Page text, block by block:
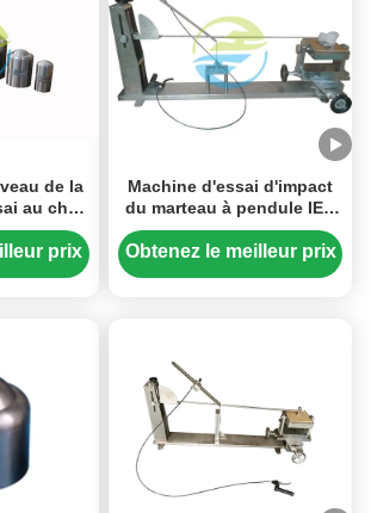
de la
au choc
2-
50J prix
Machine d'essai d'impact
du marteau à pendule IEC
60884-1 Énergie 2J et
inférieure
Obtenez le meilleur prix